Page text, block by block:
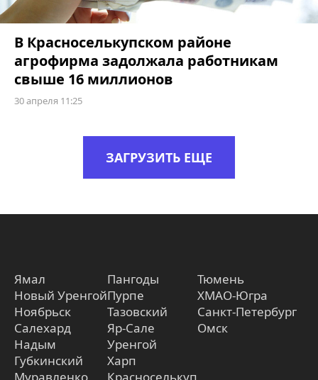
В Красноселькупском районе
агрофирма задолжала работникам
свыше 16 миллионов
30 апреля 11:25
ЗАГРУЗИТЬ ЕЩЕ
Ямал
Новый Уренгой
Ноябрьск
Салехард
Надым
Губкинский
Муравленко
Пангоды
Пурпе
Тазовский
Яр-Сале
Уренгой
Харп
Красноселькуп
Тюмень
ХМАО-Югра
Санкт-Петербург
Омск